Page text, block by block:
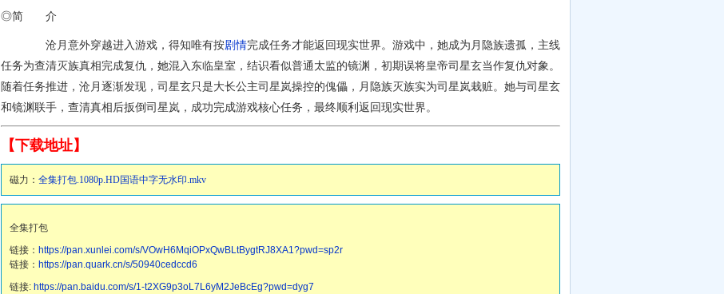
◎简 介
沧月意外穿越进入游戏，得知唯有按剧情完成任务才能返回现实世界。游戏中，她成为月隐族遗孤，主线
任务为查清灭族真相完成复仇，她混入东临皇室，结识看似普通太监的镜渊，初期误将皇帝司星玄当作复仇对象。
随着任务推进，沧月逐渐发现，司星玄只是大长公主司星岚操控的傀儡，月隐族灭族实为司星岚栽赃。她与司星玄
和镜渊联手，查清真相后扳倒司星岚，成功完成游戏核心任务，最终顺利返回现实世界。
【下载地址】
磁力： 全集打包.1080p.HD国语中字无水印.mkv
全集打包
链接： https://pan.xunlei.com/s/VOwH6MqiOPxQwBLtBygtRJ8XA1?pwd=sp2r
链接： https://pan.quark.cn/s/50940cedccd6
链接: https://pan.baidu.com/s/1-t2XG9p3oL7L6yM2JeBcEg?pwd=dyg7